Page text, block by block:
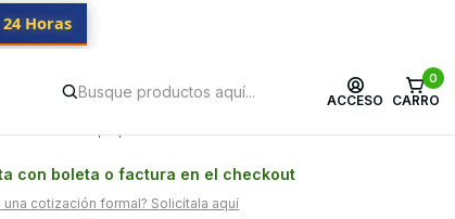
ACCESO
0
CARRO
24 Horas
con boleta o factura en el checkout
una cotización formal? Solicítala aquí